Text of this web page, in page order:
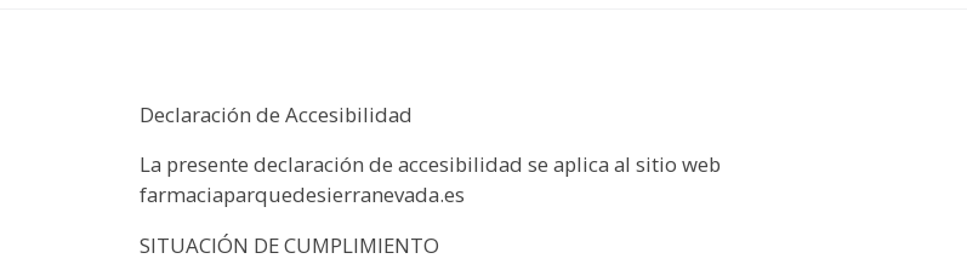
Declaración de Accesibilidad
La presente declaración de accesibilidad se aplica al sitio web
farmaciaparquedesierranevada.es
SITUACIÓN DE CUMPLIMIENTO